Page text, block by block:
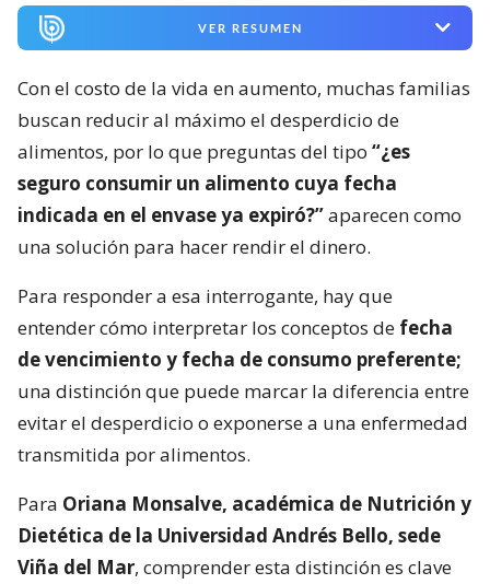
VER RESUMEN
Con el costo de la vida en aumento, muchas familias
buscan reducir al máximo el desperdicio de
alimentos, por lo que preguntas del tipo “¿es
seguro consumir un alimento cuya fecha
indicada en el envase ya expiró?”aparecen como
una solución para hacer rendir el dinero.
Para responder a esa interrogante, hay que
entender cómo interpretar los conceptos de fecha
de vencimiento y fecha de consumo preferente;
una distinción que puede marcar la diferencia entre
evitar el desperdicio o exponerse a una enfermedad
transmitida por alimentos.
Para Oriana Monsalve, académica de Nutrición y
Dietética de la Universidad Andrés Bello, sede
Viña del Mar, comprender esta distinción es clave